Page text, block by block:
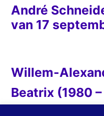
André
van 17
Willem-
Beatrix (1980